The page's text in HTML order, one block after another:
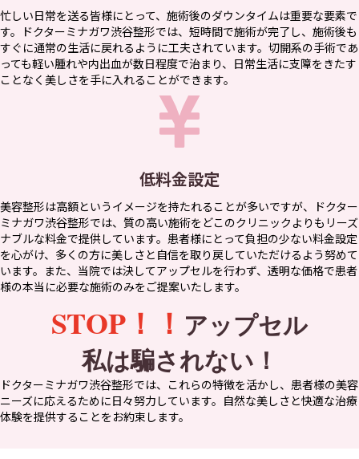
忙しい日常を送る皆様にとって、施術後のダウンタイムは重要な要素で
す。ドクターミナガワ渋谷整形では、短時間で施術が完了し、施術後も
すぐに通常の生活に戻れるように工夫されています。切開系の手術であ
っても軽い腫れや内出血が数日程度で治まり、日常生活に支障をきたす
ことなく美しさを手に入れることができます。
低料金設定
美容整形は高額というイメージを持たれることが多いですが、ドクター
ミナガワ渋谷整形では、質の高い施術をどこのクリニックよりもリーズ
ナブルな料金で提供しています。患者様にとって負担の少ない料金設定
を心がけ、多くの方に美しさと自信を取り戻していただけるよう努めて
います。また、当院では決してアップセルを行わず、透明な価格で患者
様の本当に必要な施術のみをご提案いたします。
STOP！！ アップセル
私は騙されない！
ドクターミナガワ渋谷整形では、これらの特徴を活かし、患者様の美容
ニーズに応えるために日々努力しています。自然な美しさと快適な治療
体験を提供することをお約束します。